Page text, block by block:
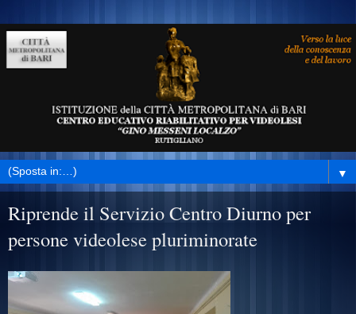
▼
Riprende il Servizio Centro Diurno per
persone videolese pluriminorate